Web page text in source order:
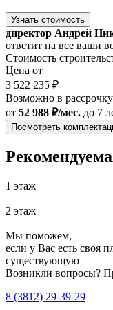
Узнать стоимость
директор Андрей
ответит на все ваши
Стоимость
Цена от
3 522 235 ₽
Возможно в рассрочку
от 52 988 ₽/мес. до 7
Посмотреть
1 этаж
2 этаж
Мы поможем,
если у Вас есть своя
существующую
Возникли вопросы?
8 (3812) 29-39-29